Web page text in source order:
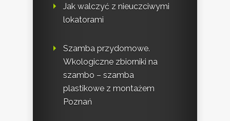
Jak walczyć z nieuczciwymi
lokatorami
Szamba przydomowe.
Wkologiczne zbiorniki na
szambo – szamba
plastikowe z montażem
Poznań